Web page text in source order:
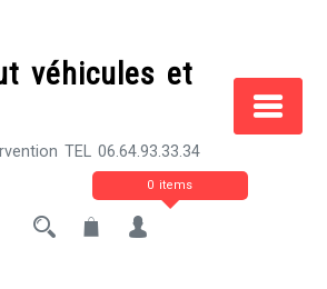
véhicules et
TEL 06.64.93.33.34
0 items